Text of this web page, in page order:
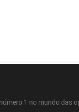
1 no mundo das